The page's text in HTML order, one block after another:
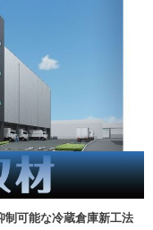
制可能な冷蔵倉庫新工法